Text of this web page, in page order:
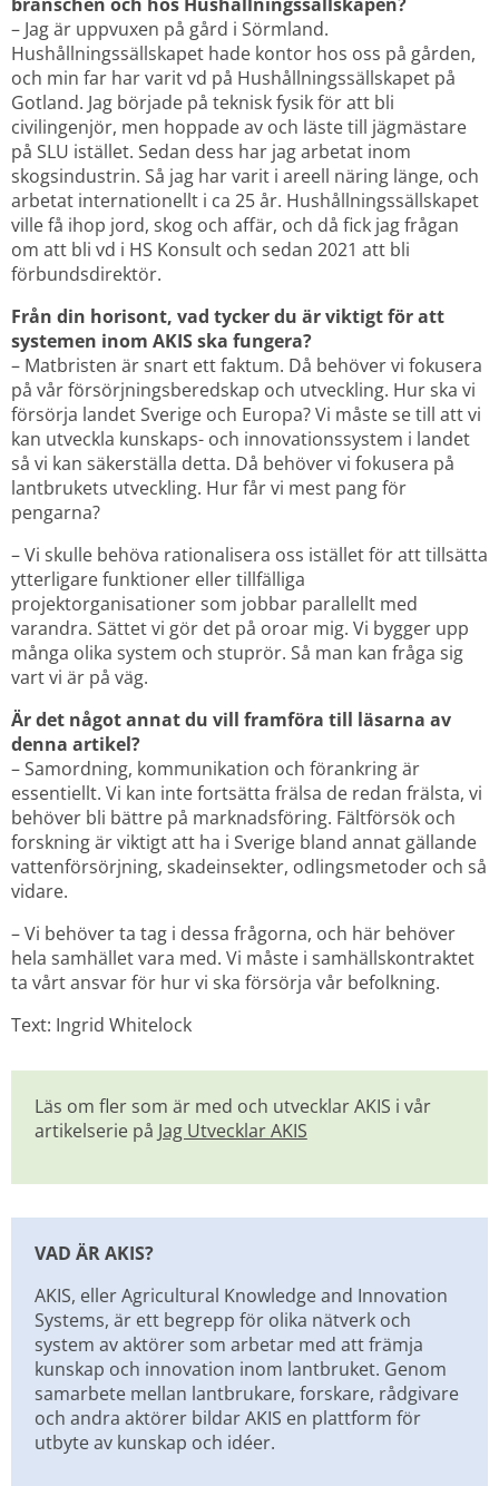
– Jag är uppvuxen på gård i Sörmland.
Hushållningssällskapet hade kontor hos oss på gården,
och min far har varit vd på Hushållningssällskapet på
Gotland. Jag började på teknisk fysik för att bli
civilingenjör, men hoppade av och läste till jägmästare
på SLU istället. Sedan dess har jag arbetat inom
skogsindustrin. Så jag har varit i areell näring länge, och
arbetat internationellt i ca 25 år. Hushållningssällskapet
ville få ihop jord, skog och affär, och då fick jag frågan
om att bli vd i HS Konsult och sedan 2021 att bli
förbundsdirektör.
Från din horisont, vad tycker du är viktigt för att
systemen inom AKIS ska fungera?
– Matbristen är snart ett faktum. Då behöver vi fokusera
på vår försörjningsberedskap och utveckling. Hur ska vi
försörja landet Sverige och Europa? Vi måste se till att vi
kan utveckla kunskaps- och innovationssystem i landet
så vi kan säkerställa detta. Då behöver vi fokusera på
lantbrukets utveckling. Hur får vi mest pang för
pengarna?
– Vi skulle behöva rationalisera oss istället för att tillsätta
ytterligare funktioner eller tillfälliga
projektorganisationer som jobbar parallellt med
varandra. Sättet vi gör det på oroar mig. Vi bygger upp
många olika system och stuprör. Så man kan fråga sig
vart vi är på väg.
Är det något annat du vill framföra till läsarna av
denna artikel?
– Samordning, kommunikation och förankring är
essentiellt. Vi kan inte fortsätta frälsa de redan frälsta, vi
behöver bli bättre på marknadsföring. Fältförsök och
forskning är viktigt att ha i Sverige bland annat gällande
vattenförsörjning, skadeinsekter, odlingsmetoder och så
vidare.
– Vi behöver ta tag i dessa frågorna, och här behöver
hela samhället vara med. Vi måste i samhällskontraktet
ta vårt ansvar för hur vi ska försörja vår befolkning.
Text: Ingrid Whitelock
Läs om fler som är med och utvecklar AKIS i vår
artikelserie på Jag Utvecklar AKIS
VAD ÄR AKIS?
AKIS, eller Agricultural Knowledge and Innovation
Systems, är ett begrepp för olika nätverk och
system av aktörer som arbetar med att främja
kunskap och innovation inom lantbruket. Genom
samarbete mellan lantbrukare, forskare, rådgivare
och andra aktörer bildar AKIS en plattform för
utbyte av kunskap och idéer.